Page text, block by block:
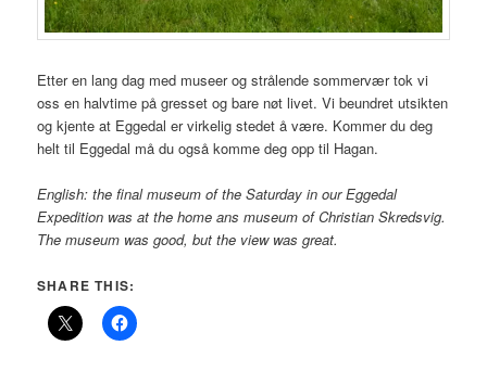
Etter en lang dag med museer og strålende sommervær tok vi
oss en halvtime på gresset og bare nøt livet. Vi beundret utsikten
og kjente at Eggedal er virkelig stedet å være. Kommer du deg
helt til Eggedal må du også komme deg opp til Hagan.
English: the final museum of the Saturday in our Eggedal
Expedition was at the home ans museum of Christian Skredsvig.
The museum was good, but the view was great.
SHARE THIS: